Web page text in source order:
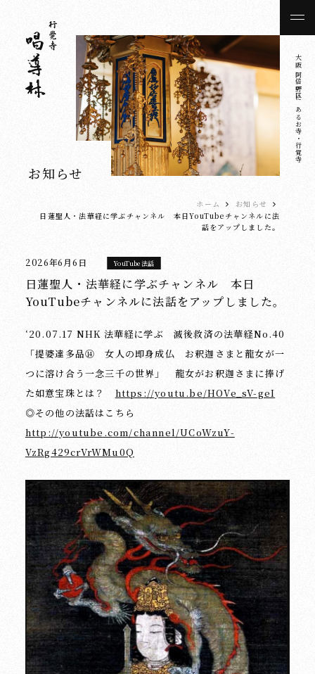
お知らせ
大阪 阿倍野区にあるお寺・行覚寺
ホーム
お知らせ
日蓮聖人・法華経に学ぶチャンネル 本日YouTubeチャンネルに法
話をアップしました。
2026年6月6日 YouTube法話
日蓮聖人・法華経に学ぶチャンネル 本日
YouTubeチャンネルに法話をアップしました。
‘20.07.17 NHK 法華経に学ぶ 滅後救済の法華経No.40
「提婆達多品⑭ 女人の即身成仏 お釈迦さまと龍女が一
つに溶け合う一念三千の世界」 龍女がお釈迦さまに捧げ
た如意宝珠とは？ https://youtu.be/HOVe_sV-geI
◎その他の法話はこちら
http://youtube.com/channel/UCoWzuY-
VzRg429crVrWMu0Q